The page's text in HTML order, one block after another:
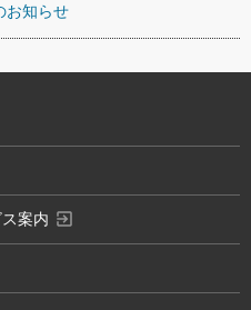
お知らせ
案内 exit_to_app